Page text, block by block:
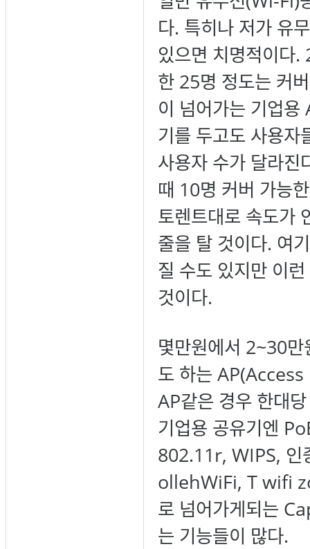
다. 특히나 저가 유
있으면 치명적이다
한 25명 정도는 커
이 넘어가는 기업
기를 두고도 사용자
사용자 수가 달라진
때 10명 커버 가능
토렌트대로 속도가
줄을 탈 것이다. 여
질 수도 있지만 이
것이다.
몇만원에서 2~30만
도 하는
AP같은 경우 한대
기업용 공유기엔
802.11r, WIPS, 인
ollehWiFi, T wifi
로 넘어가게되는
는 기능들이 많다.